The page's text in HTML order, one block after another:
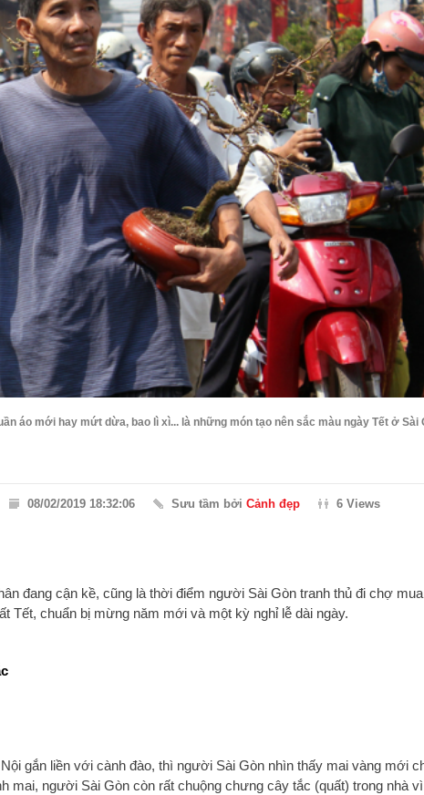
áo mới hay mứt dừa, bao lì xì... là những món tạo nên sắc màu ngày Tết ở Sài
08/02/2019 18:32:06 Sưu tầm bởi Cảnh đẹp 6 Views
đang cận kề, cũng là thời điểm người Sài Gòn tranh thủ đi chợ
Tết, chuẩn bị mừng năm mới và một kỳ nghỉ lễ dài ngày.
gắn liền với cành đào, thì người Sài Gòn nhìn thấy mai vàng mới
mai, người Sài Gòn còn rất chuộng chưng cây tắc (quất) trong nhà